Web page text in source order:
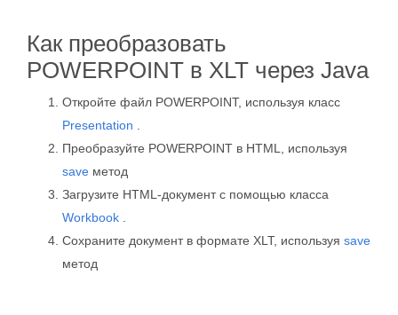
Как преобразовать
POWERPOINT в XLT через Java
Откройте файл POWERPOINT, используя класс
Presentation
Преобразуйте POWERPOINT в HTML, используя
save метод
Загрузите HTML-документ с помощью класса
Workbook
Сохраните документ в формате XLT, используя save
метод